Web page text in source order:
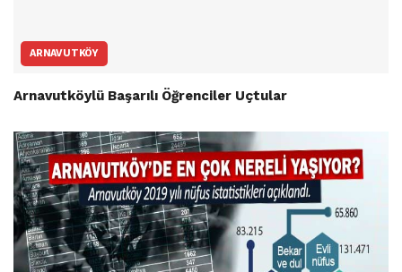
ARNAVUTKÖY
Arnavutköylü Başarılı Öğrenciler Uçtular